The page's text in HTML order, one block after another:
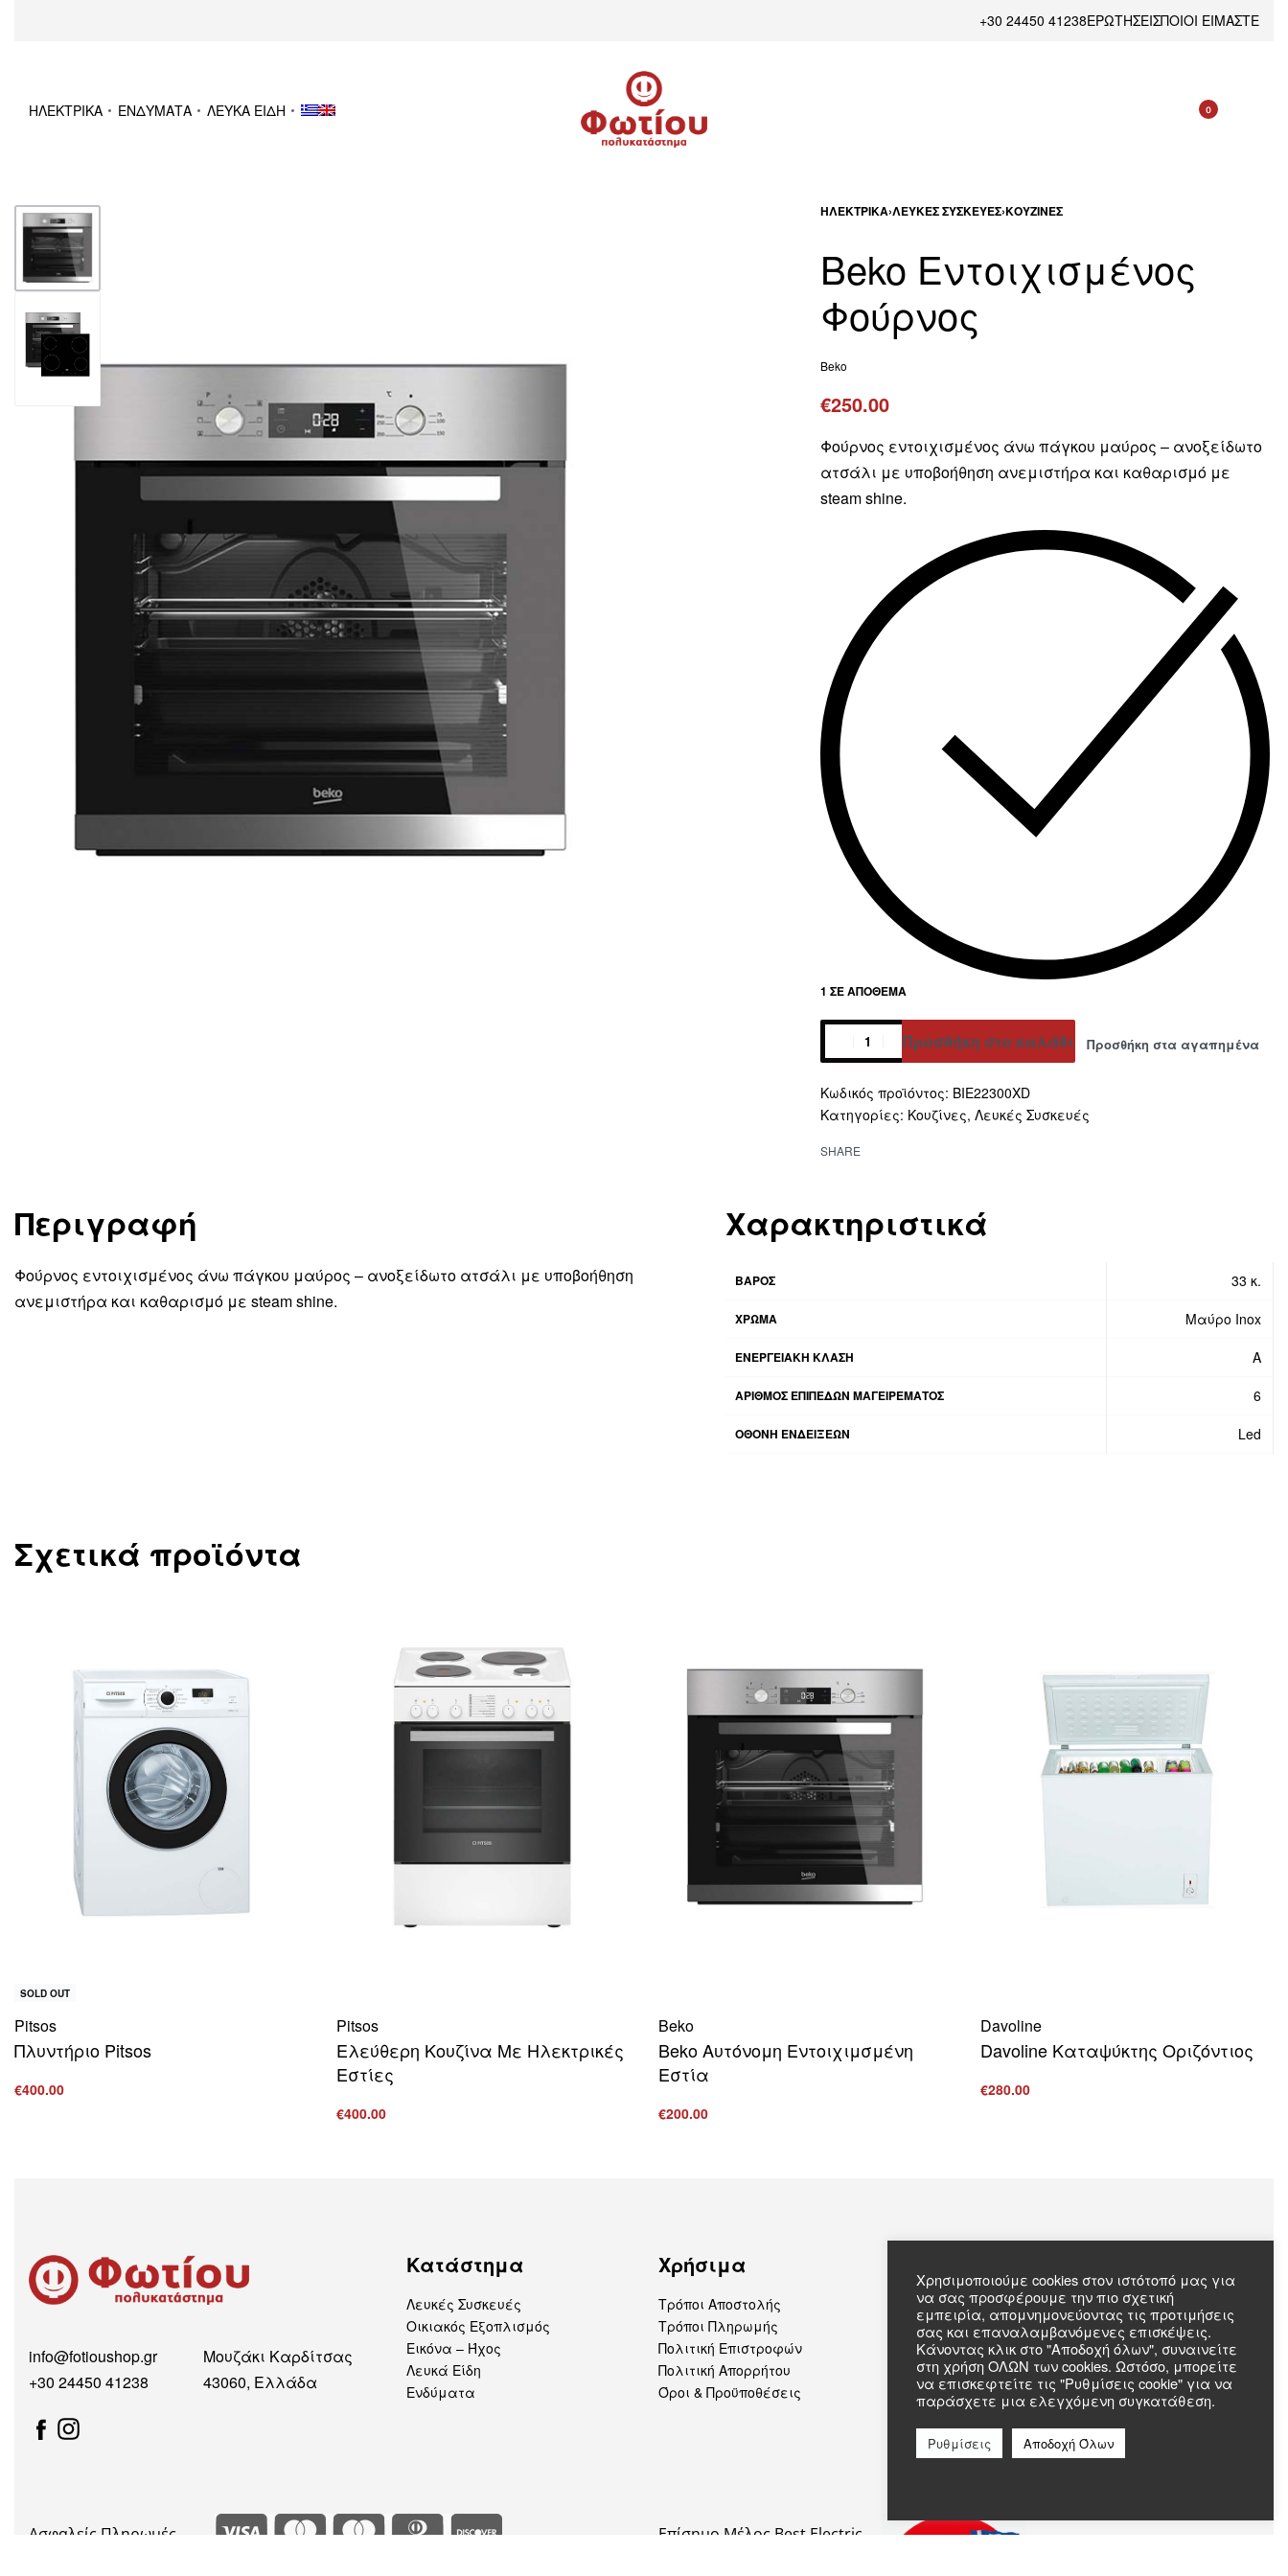
+30 24450 41238ΕΡΩΤΗΣΕΙΣΠΟΙΟΙ ΕΙΜΑΣΤΕ
ΗΛΕΚΤΡΙΚΑ ΕΝΔΥΜΑΤΑ ΛΕΥΚΑ ΕΙΔΗ 0
ΗΛΕΚΤΡΙΚΆ›ΛΕΥΚΈΣ ΣΥΣΚΕΥΈΣ›ΚΟΥΖΊΝΕΣ
Beko Εντοιχισμένος
Φούρνος
Beko
€250.00
Φούρνος εντοιχισμένος άνω πάγκου μαύρος – ανοξείδωτο
ατσάλι με υποβοήθηση ανεμιστήρα και καθαρισμό με
steam shine.
1 ΣΕ ΑΠΌΘΕΜΑ
Προσθήκη στο καλάθι Προσθήκη στα αγαπημένα
BIE22300XD
Κατηγορίες: Κουζίνες, Λευκές Συσκευές
SHARE
Περιγραφή
Φούρνος εντοιχισμένος άνω πάγκου μαύρος – ανοξείδωτο ατσάλι με υποβοήθηση
ανεμιστήρα και καθαρισμό με steam shine.
Χαρακτηριστικά
ΒΆΡΟΣ 33 κ.
ΧΡΩΜΑ Μαύρο Inox
ΕΝΕΡΓΕΙΑΚΗ KΛΑΣΗ A
ΑΡΙΘΜΟΣ ΕΠΙΠΕΔΩΝ ΜΑΓΕΙΡΕΜΑΤΟΣ 6
ΟΘΟΝΗ ΕΝΔΕΙΞΕΩΝ Led
Σχετικά προϊόντα
SOLD OUT
Pitsos
Πλυντήριο Pitsos
€400.00
Pitsos
Ελεύθερη Κουζίνα Με Ηλεκτρικές
Εστίες
€400.00
Beko
Beko Aυτόνομη Eντοιχιμσμένη
Εστία
€200.00
Davoline
Davoline Καταψύκτης Οριζόντιος
€280.00
info@fotioushop.gr
+30 24450 41238
Μουζάκι Καρδίτσας
43060, Ελλάδα
Κατάστημα
Λευκές Συσκευές
Οικιακός Εξοπλισμός
Εικόνα – Ήχος
Λευκά Είδη
Ενδύματα
Χρήσιμα
Τρόποι Αποστολής
Τρόποι Πληρωμής
Πολιτική Επιστροφών
Πολιτική Απορρήτου
Όροι & Προϋποθέσεις
Συχνές Ερωτήσεις
Σχετικά με εμάς
Επικοινωνία
Ασφαλείς Πληρωμές Επίσημο Μέλος Best Electric
Χρησιμοποιούμε cookies στον ιστότοπό μας για
να σας προσφέρουμε την πιο σχετική
εμπειρία, απομνημονεύοντας τις προτιμήσεις
σας και επαναλαμβανόμενες επισκέψεις.
Κάνοντας κλικ στο "Αποδοχή όλων", συναινείτε
στη χρήση ΟΛΩΝ των cookies. Ωστόσο, μπορείτε
να επισκεφτείτε τις "Ρυθμίσεις cookie" για να
παράσχετε μια ελεγχόμενη συγκατάθεση.
Ρυθμίσεις Αποδοχή Όλων